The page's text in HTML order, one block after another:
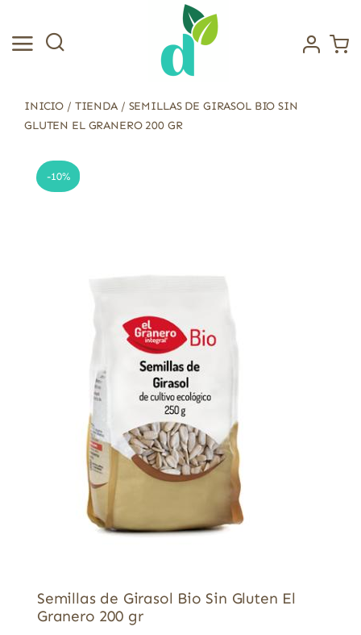
contenido
INICIO / TIENDA/ SEMILLAS DE GIRASOL BIO SIN
GLUTEN EL GRANERO 200 GR
-10%
Semillas de Girasol Bio Sin Gluten El
Granero 200 gr